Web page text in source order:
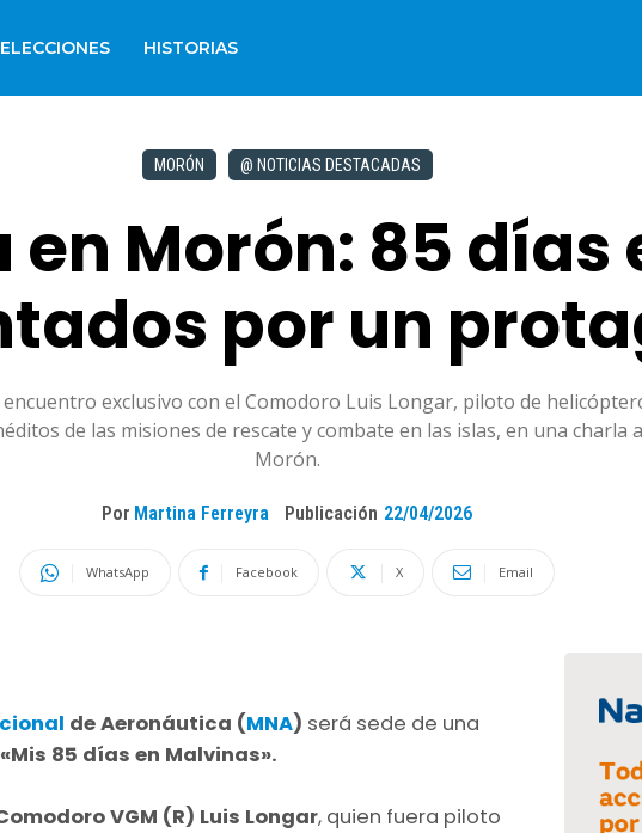
ELECCIONES HISTORIAS
MORÓN @ NOTICIAS DESTACADAS
Morón: 85 días
por un
exclusivo con el Comodoro Luis Longar, piloto de
de las misiones de rescate y combate en las islas, en una charla
Morón.
Por Martina Ferreyra Publicación 22/04/2026
WhatsApp Facebook X Email
de Aeronáutica (MNA) será sede de una
«Mis 85 días en Malvinas».
VGM (R) Luis Longar, quien fuera piloto